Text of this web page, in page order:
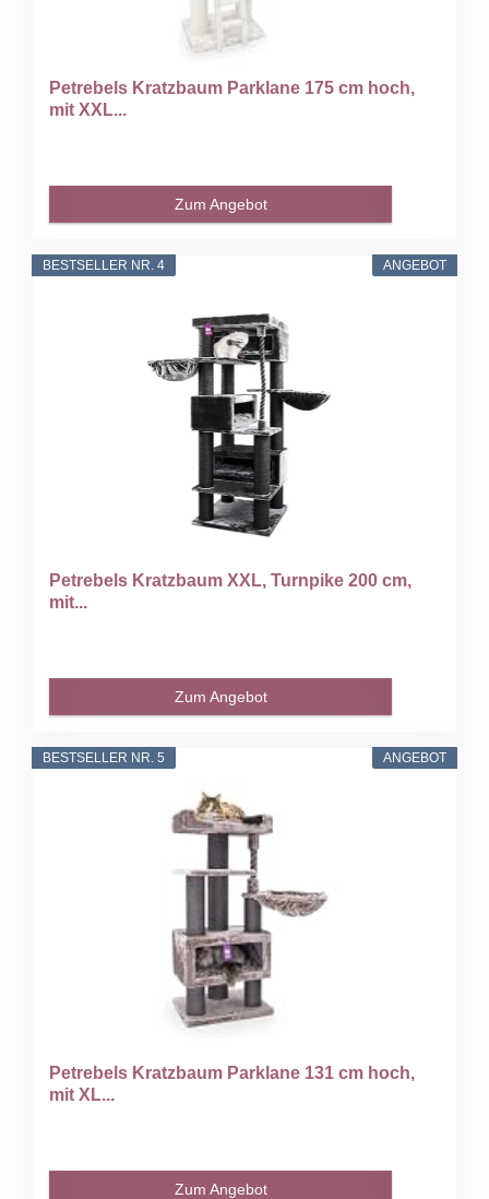
Petrebels Kratzbaum Parklane 175 cm hoch,
mit XXL...
Zum Angebot
ANGEBOT
BESTSELLER NR. 4
Petrebels Kratzbaum XXL, Turnpike 200 cm,
mit...
Zum Angebot
ANGEBOT
BESTSELLER NR. 5
Petrebels Kratzbaum Parklane 131 cm hoch,
mit XL...
Zum Angebot